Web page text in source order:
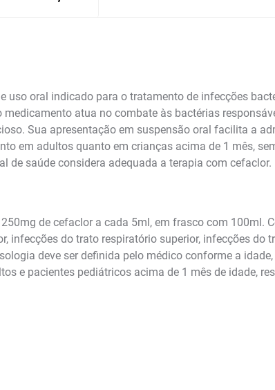
oral indicado para o tratamento de infecções
atua no combate às bactérias
Sua apresentação em suspensão oral facilita a
em adultos quanto em crianças acima de 1 mês,
de saúde considera adequada a terapia com cefaclor.
de cefaclor a cada 5ml, em frasco com 100ml.
do trato respiratório superior, infecções do
deve ser definida pelo médico conforme a
e pacientes pediátricos acima de 1 mês de idade,